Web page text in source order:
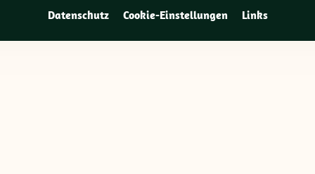
Datenschutz
Cookie-Einstellungen Links